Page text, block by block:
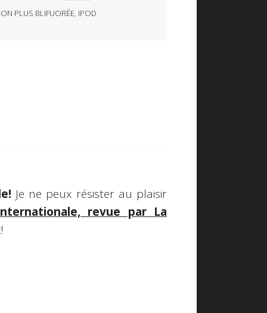
PLUS BLIFUORÉE, IPOD
Je ne peux résister au plaisir
revue par La